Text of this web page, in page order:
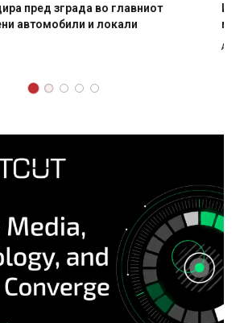
– воведува нова 11-